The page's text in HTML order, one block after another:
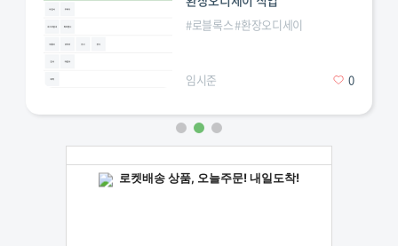
S. Conqueror
M-V-Y T57 Heavy
#로블록스#환장오디세이
임시준 0